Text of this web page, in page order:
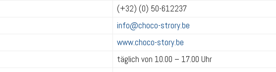
(+32) (0) 50-612237
info@choco-strory.be
www.choco-story.be
täglich von 10.00 – 17.00 Uhr